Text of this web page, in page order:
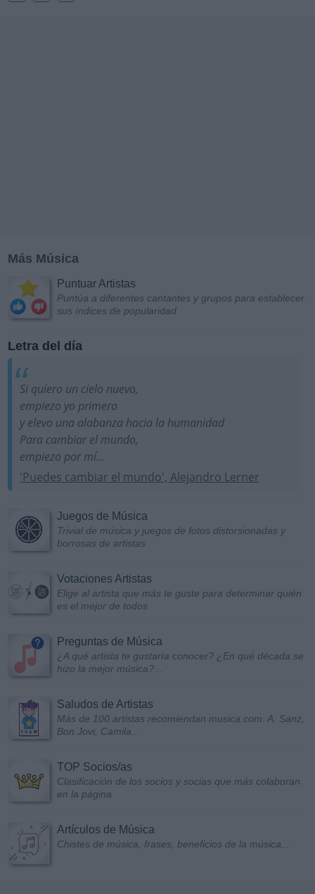
Más Música
Puntuar Artistas
Puntúa a diferentes cantantes y grupos para establecer
sus índices de popularidad
Letra del día
Si quiero un cielo nuevo,
empiezo yo primero
y elevo una alabanza hacia la humanidad
Para cambiar el mundo,
empiezo por mí...
'Puedes cambiar el mundo', Alejandro Lerner
Juegos de Música
Trivial de música y juegos de fotos distorsionadas y
borrosas de artistas
Votaciones Artistas
Elige al artista que más te guste para determinar quién
es el mejor de todos
Preguntas de Música
¿A qué artista te gustaría conocer? ¿En qué década se
hizo la mejor música?...
Saludos de Artistas
Más de 100 artistas recomiendan musica.com: A. Sanz,
Bon Jovi, Camila...
TOP Socios/as
Clasificación de los socios y socias que más colaboran
en la página
Artículos de Música
Chistes de música, frases, beneficios de la música...